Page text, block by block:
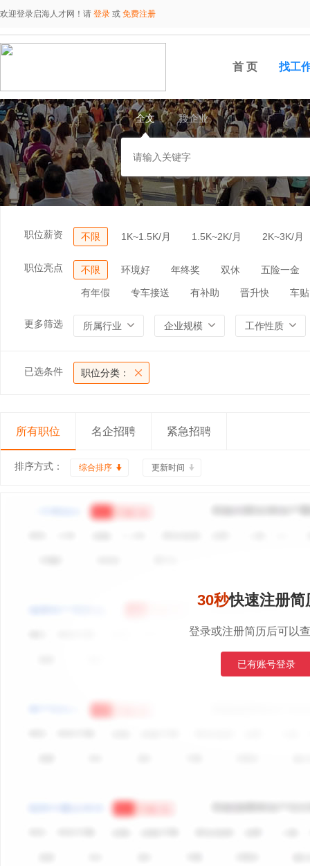
欢迎登录启海人才网！请 登录 或 免费注册
首 页 找工
全文 搜企业
职位薪资 不限 1K~1.5K/月 1.5K~2K/月 2K~3K/月
职位亮点 不限 环境好 年终奖 双休 五险一金
有年假 专车接送 有补助 晋升快 车贴
更多筛选 所属行业 企业规模 工作性质
已选条件 职位分类：
所有职位 名企招聘 紧急招聘
排序方式： 综合排序 更新时间
30秒快速注册简
登录或注册简历后可以
已有账号登录